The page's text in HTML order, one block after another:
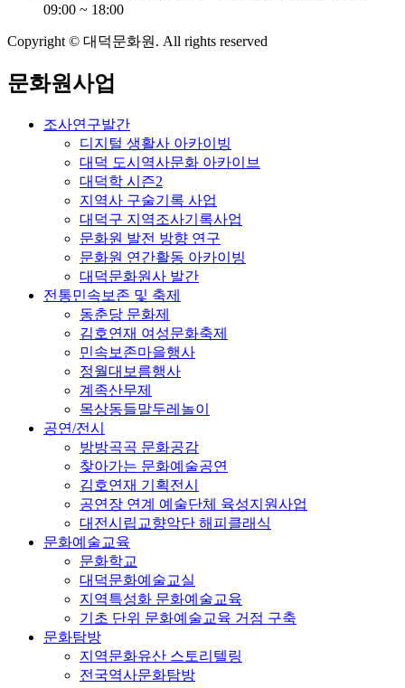
09:00 ~ 18:00
Copyright © 대덕문화원. All rights reserved
문화원사업
조사연구발간
디지털 생활사 아카이빙
대덕 도시역사문화 아카이브
대덕학 시즌2
지역사 구술기록 사업
대덕구 지역조사기록사업
문화원 발전 방향 연구
문화원 연간활동 아카이빙
대덕문화원사 발간
전통민속보존 및 축제
동춘당 문화제
김호연재 여성문화축제
민속보존마을행사
정월대보름행사
계족산무제
목상동들말두레놀이
공연/전시
방방곡곡 문화공감
찾아가는 문화예술공연
김호연재 기획전시
공연장 연계 예술단체 육성지원사업
대전시립교향악단 해피클래식
문화예술교육
문화학교
대덕문화예술교실
지역특성화 문화예술교육
기초 단위 문화예술교육 거점 구축
문화탐방
지역문화유산 스토리텔링
전국역사문화탐방